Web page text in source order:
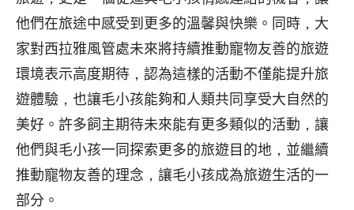
他們在旅途中感受到更多的溫馨與快樂。同時，大
家對西拉雅風管處未來將持續推動寵物友善的旅遊
環境表示高度期待，認為這樣的活動不僅能提升旅
遊體驗，也讓毛小孩能夠和人類共同享受大自然的
美好。許多飼主期待未來能有更多類似的活動，讓
他們與毛小孩一同探索更多的旅遊目的地，並繼續
推動寵物友善的理念，讓毛小孩成為旅遊生活的一
部分。